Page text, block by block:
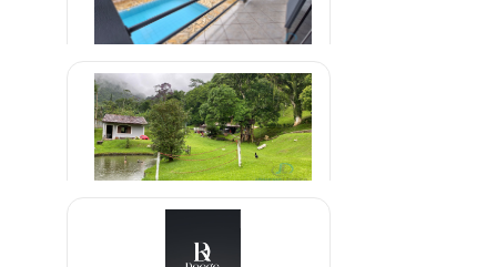
Clínica de Reabilitação em
Parelheiros São Paulo
R$ 999,99
Clínica em Embu Guaçu São Paulo
R$ 1.800,00